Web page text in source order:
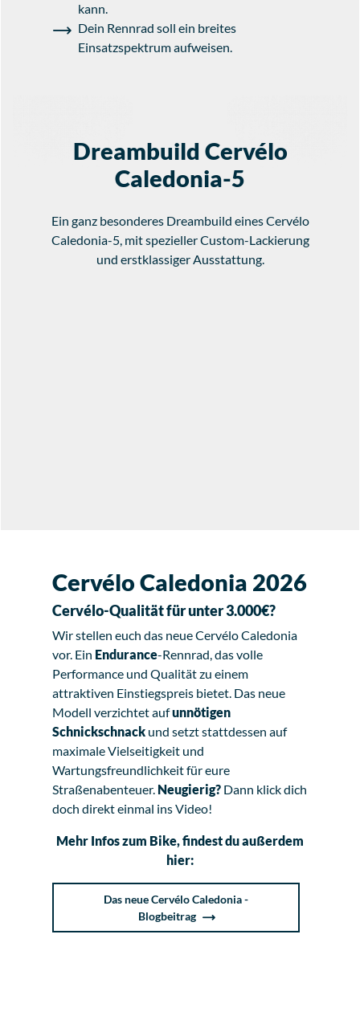
kann.
Dein Rennrad soll ein breites
Einsatzspektrum aufweisen.
Dreambuild Cervélo
Caledonia-5
Ein ganz besonderes Dreambuild eines Cervélo
Caledonia-5, mit spezieller Custom-Lackierung
und erstklassiger Ausstattung.
Cervélo Caledonia 2026
Cervélo-Qualität für unter 3.000€?
Wir stellen euch das neue Cervélo Caledonia
vor. Ein Endurance-Rennrad, das volle
Performance und Qualität zu einem
attraktiven Einstiegspreis bietet. Das neue
Modell verzichtet aufunnötigen
Schnickschnack und setzt stattdessen auf
maximale Vielseitigkeit und
Wartungsfreundlichkeit für eure
Straßenabenteuer. Neugierig? Dann klick dich
doch direkt einmal ins Video!
Mehr Infos zum Bike, findest du außerdem
hier:
Das neue Cervélo Caledonia -
Blogbeitrag